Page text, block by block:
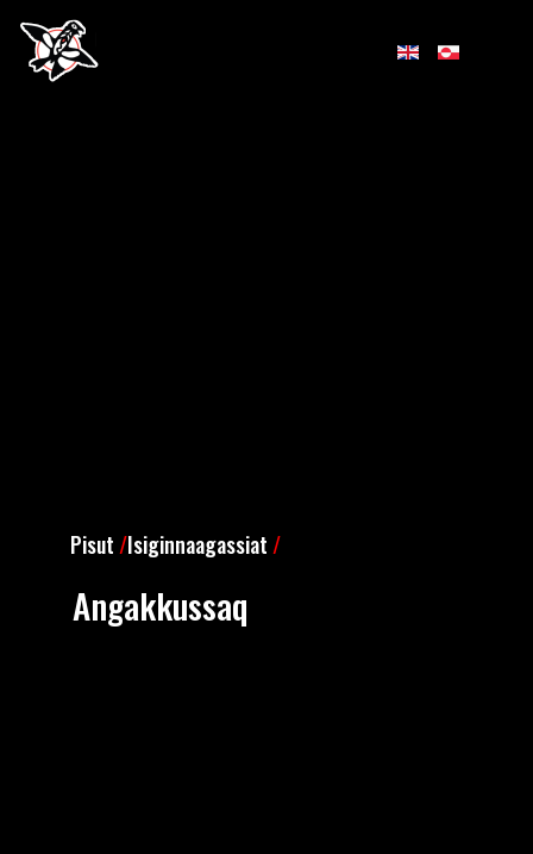
Pisut/Isiginnaagassiat/
Angakkussaq